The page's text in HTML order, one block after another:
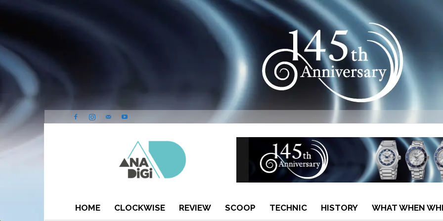
HOME CLOCKWISE REVIEW SCOOP TECHNIC HISTORY WHAT WHEN